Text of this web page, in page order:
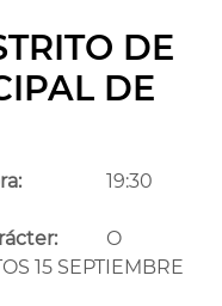
DE
DE
19:30
O
15 SEPTIEMBRE